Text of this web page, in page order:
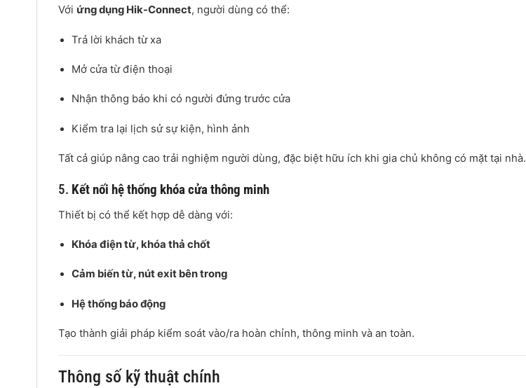
Với ứng dụng Hik-Connect, người dùng có thể:
Trả lời khách từ xa
Mở cửa từ điện thoại
Nhận thông báo khi có người đứng trước cửa
Kiểm tra lại lịch sử sự kiện, hình ảnh
Tất cả giúp nâng cao trải nghiệm người dùng, đặc biệt hữu ích khi gia chủ không có mặt tại nhà.
5. Kết nối hệ thống khóa cửa thông minh
Thiết bị có thể kết hợp dễ dàng với:
Khóa điện từ, khóa thả chốt
Cảm biến từ, nút exit bên trong
Hệ thống báo động
Tạo thành giải pháp kiểm soát vào/ra hoàn chỉnh, thông minh và an toàn.
Thông số kỹ thuật chính